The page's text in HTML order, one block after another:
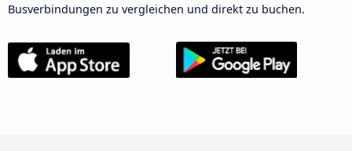
Busverbindungen zu vergleichen und direkt zu buchen.